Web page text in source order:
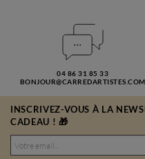
04 86 31 85 33
BONJOUR@CARREDARTISTES.COM
INSCRIVEZ-VOUS À LA
CADEAU ! 🎁